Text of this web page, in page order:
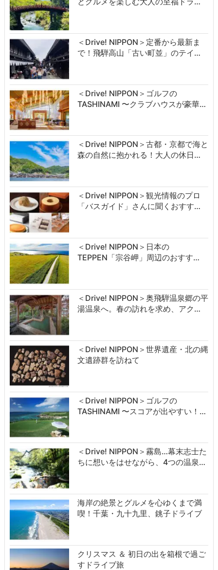
＜Drive! NIPPON＞定番から最新ま
で！飛騨高山「古い町並」のテイ…
＜Drive! NIPPON＞ゴルフの
TASHINAMI 〜クラブハウスが豪華…
＜Drive! NIPPON＞古都・京都で海と
森の自然に抱かれる！大人の休日…
＜Drive! NIPPON＞観光情報のプロ
「バスガイド」さんに聞くおすす…
＜Drive! NIPPON＞日本の
TEPPEN「宗谷岬」周辺のおすす…
＜Drive! NIPPON＞奥飛騨温泉郷の平
湯温泉へ。春の訪れを求め、アク…
＜Drive! NIPPON＞世界遺産・北の縄
文遺跡群を訪ねて
＜Drive! NIPPON＞ゴルフの
TASHINAMI 〜スコアが出やすい！…
＜Drive! NIPPON＞霧島…幕末志士た
ちに想いをはせながら、4つの温泉…
海岸の絶景とグルメを心ゆくまで満
喫！千葉・九十九里、銚子ドライブ
クリスマス ＆ 初日の出を箱根で過ご
すドライブ旅